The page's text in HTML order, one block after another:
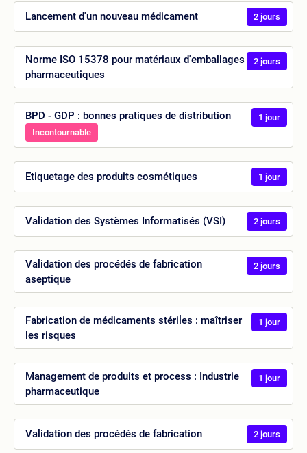
Lancement d'un nouveau médicament 2 jours
Norme ISO 15378 pour matériaux d'emballages
pharmaceutiques
2 jours
BPD - GDP : bonnes pratiques de distribution
Incontournable
1 jour
Etiquetage des produits cosmétiques 1 jour
Validation des Systèmes Informatisés (VSI) 2 jours
Validation des procédés de fabrication
aseptique
2 jours
Fabrication de médicaments stériles : maîtriser
les risques
1 jour
Management de produits et process : Industrie
pharmaceutique
1 jour
Validation des procédés de fabrication 2 jours